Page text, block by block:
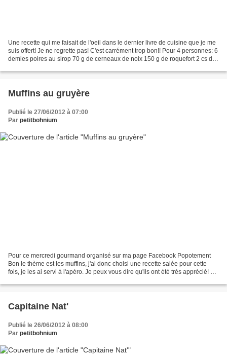
Une recette qui me faisait de l'oeil dans le dernier livre de cuisine que je me
suis offert! Je ne regrette pas! C'est carrément trop bon!! Pour 4 personnes: 6
demies poires au sirop 70 g de cerneaux de noix 150 g de roquefort 2 cs de
Muffins au gruyère
Publié le 27/06/2012 à 07:00
Par petitbohnium
Pour ce mercredi gourmand organisé sur ma page Facebook Popotement
Bon le thème est les muffins, j'ai donc choisi une recette salée pour cette
fois, je les ai servi à l'apéro. Je peux vous dire qu'ils ont été très apprécié! A
Capitaine Nat'
Publié le 26/06/2012 à 08:00
Par petitbohnium